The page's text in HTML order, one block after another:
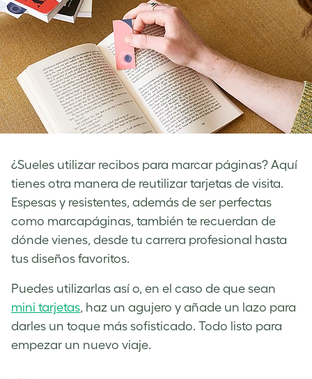
¿Sueles utilizar recibos para marcar páginas? Aquí
tienes otra manera de reutilizar tarjetas de visita.
Espesas y resistentes, además de ser perfectas
como marcapáginas, también te recuerdan de
dónde vienes, desde tu carrera profesional hasta
tus diseños favoritos.
Puedes utilizarlas así o, en el caso de que sean
mini tarjetas, haz un agujero y añade un lazo para
darles un toque más sofisticado. Todo listo para
empezar un nuevo viaje.